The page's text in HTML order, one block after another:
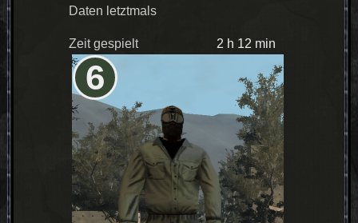
6
Daten letztmals
Zeit gespielt 2 h 12 min